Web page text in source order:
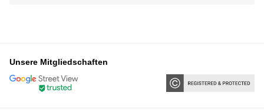
Unsere Mitgliedschaften